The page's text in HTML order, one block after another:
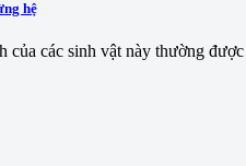
hệ
của các sinh vật này thường